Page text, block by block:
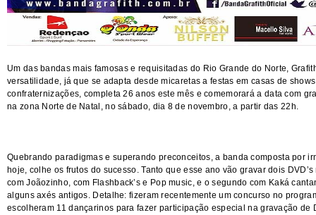
Um das bandas mais famosas e requisitadas do Rio Grande do Norte,
versatilidade, já que se adapta desde micaretas a festas em casas de
confraternizações, completa 26 anos este mês e comemorará a data com
na zona Norte de Natal, no sábado, dia 8 de novembro, a partir das 22h.
Quebrando paradigmas e superando preconceitos, a banda composta por
hoje, colhe os frutos do sucesso. Tanto que esse ano vão gravar dois
com Joãozinho, com Flashback’s e Pop music, e o segundo com Kaká
alguns axés antigos. Detalhe: fizeram recentemente um concurso no
escolheram 11 dançarinos para fazer participação especial na gravação de